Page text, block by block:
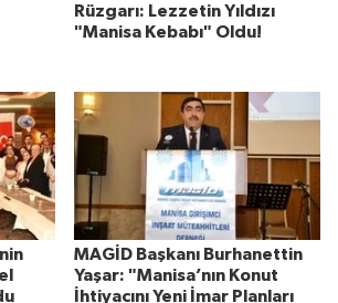
Rüzgarı: Lezzetin Yıldızı
"Manisa Kebabı" Oldu!
MAGİD Başkanı Burhanettin
Yaşar: "Manisa’nın Konut
İhtiyacını Yeni İmar Planları